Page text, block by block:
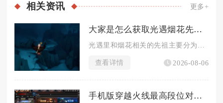
相关资讯 更多+
大家是怎么获取光遇烟花先祖的
光遇里和烟花相关的先祖主要分为两类，一类是常驻的敬礼先祖可兑...
查看详情 2026-08-06
手机版穿越火线最高段位对战战绩要求如何